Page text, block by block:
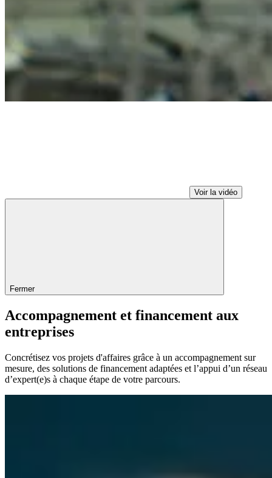
Voir la vidéo
Fermer
Accompagnement et financement aux
entreprises
Concrétisez vos projets d'affaires grâce à un accompagnement sur
mesure, des solutions de financement adaptées et l’appui d’un réseau
d’expert(e)s à chaque étape de votre parcours.